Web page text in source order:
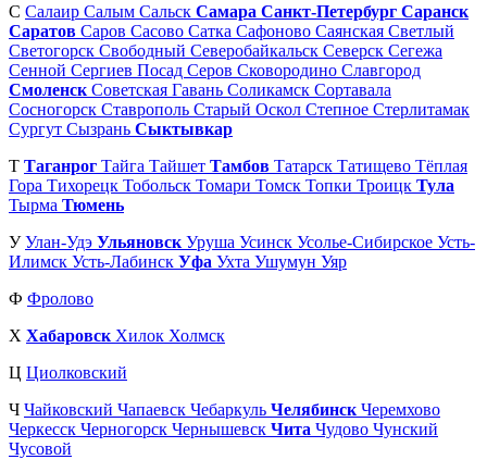
С Салаир Салым Сальск Самара Санкт-Петербург Саранск
Саратов Саров Сасово Сатка Сафоново Саянская Светлый
Светогорск Свободный Северобайкальск Северск Сегежа
Сенной Сергиев Посад Серов Сковородино Славгород
Смоленск Советская Гавань Соликамск Сортавала
Сосногорск Ставрополь Старый Оскол Степное Стерлитамак
Сургут Сызрань Сыктывкар
Т Таганрог Тайга Тайшет Тамбов Татарск Татищево Тёплая
Гора Тихорецк Тобольск Томари Томск Топки Троицк Тула
Тырма Тюмень
У Улан-Удэ Ульяновск Уруша Усинск Усолье-Сибирское Усть-
Илимск Усть-Лабинск Уфа Ухта Ушумун Уяр
Ф Фролово
Х Хабаровск Хилок Холмск
Ц Циолковский
Ч Чайковский Чапаевск Чебаркуль Челябинск Черемхово
Черкесск Черногорск Чернышевск Чита Чудово Чунский
Чусовой